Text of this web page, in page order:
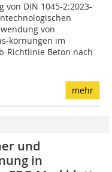
DIN 1045-2:2023-
von
körnungen im
Richtlinie Beton nach
mehr
und
in